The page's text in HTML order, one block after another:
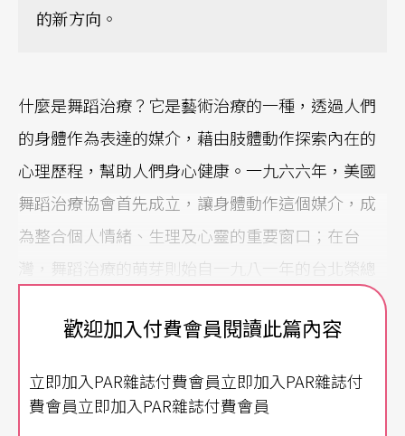
的新方向。
什麼是舞蹈治療？它是藝術治療的一種，透過人們
的身體作為表達的媒介，藉由肢體動作探索內在的
心理歷程，幫助人們身心健康。一九六六年，美國
舞蹈治療協會首先成立，讓身體動作這個媒介，成
為整合個人情緒、生理及心靈的重要窗口；在台
灣，舞蹈治療的萌芽則始自一九八一年的台北榮總
還算是一門新興學問，目前除了少數大專院校開設
療工作坊或研習營。
歡迎加入付費會員閱讀此篇內容
立即加入PAR雜誌付費會員立即加入PAR雜誌付
費會員立即加入PAR雜誌付費會員